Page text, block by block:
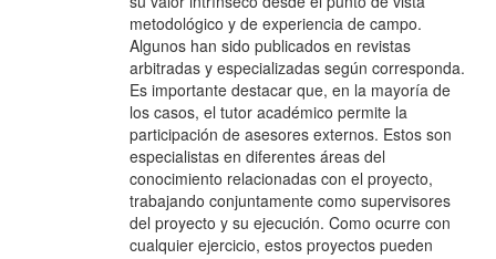
metodológico y de experiencia de campo.
Algunos han sido publicados en revistas
arbitradas y especializadas según corresponda.
Es importante destacar que, en la mayoría de
los casos, el tutor académico permite la
participación de asesores externos. Estos son
especialistas en diferentes áreas del
conocimiento relacionadas con el proyecto,
trabajando conjuntamente como supervisores
del proyecto y su ejecución. Como ocurre con
cualquier ejercicio, estos proyectos pueden